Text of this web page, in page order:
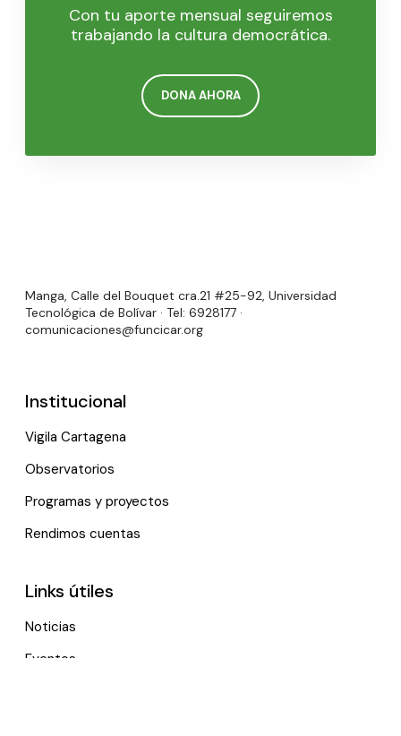
Con tu aporte mensual seguiremos
trabajando la cultura democrática.
DONA AHORA
Manga, Calle del Bouquet cra.21 #25-92, Universidad
Tecnológica de Bolívar · Tel: 6928177 ·
comunicaciones@funcicar.org
Institucional
Vigila Cartagena
Observatorios
Programas y proyectos
Rendimos cuentas
Links útiles
Noticias
Eventos